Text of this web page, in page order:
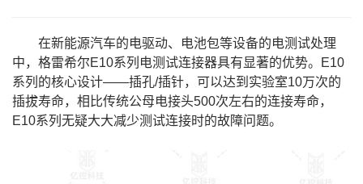
在新能源汽车的电驱动、电池包等设备的电测试处理
中，格雷希尔E10系列电测试连接器具有显著的优势。E10
系列的核心设计——插孔/插针，可以达到实验室10万次的
插拔寿命， 相比传统公母电接头500次左右的连接寿命，
E10系列无疑大大减少测试连接时的故障问题。